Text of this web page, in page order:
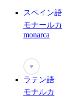
スペイン語
モナールカ
monarca
♥
ラテン語
モナルカ